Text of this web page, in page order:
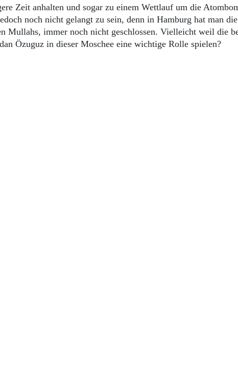
Zeit anhalten und sogar zu einem Wettlauf um die
noch nicht gelangt zu sein, denn in Hamburg hat man
Mullahs, immer noch nicht geschlossen. Vielleicht weil die
Özuguz in dieser Moschee eine wichtige Rolle spielen?